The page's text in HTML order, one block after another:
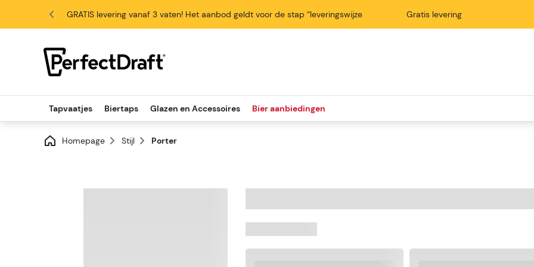
4.6/5 GRATIS levering vanaf 3 vaten! Het aanbod geldt voor de stap “leveringswijze Gratis levering
Tapvaatjes Biertaps Glazen en Accessoires Bier aanbiedingen
Homepage Stijl Porter